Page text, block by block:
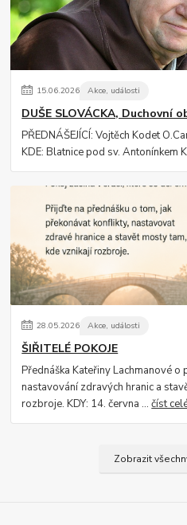
15.06.2026 Akce, události
DUŠE SLOVÁCKA, Duchovní
PŘEDNÁŠEJÍCÍ: Vojtěch Kodet
KDE: Blatnice pod sv. Antonínkem
28.05.2026 Akce, události
ŠIŘITELÉ POKOJE
Přednáška Kateřiny Lachmanové o
nastavování zdravých hranic a
rozbroje. KDY: 14. června ...číst
Zobrazit